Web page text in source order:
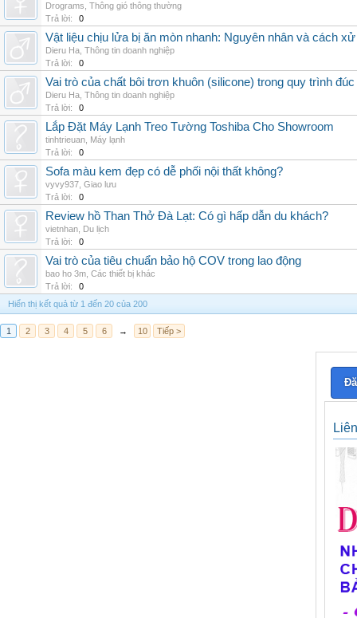
Drograms Thông gió thông thường
Trả lời:
0
Vật liệu chịu lửa bị ăn mòn nhanh: Nguyên nhân và cách
Dieru Ha Thông tin doanh nghiệp
Trả lời:
0
Vai trò của chất bôi trơn khuôn (silicone) trong quy trình
Dieru Ha Thông tin doanh nghiệp
Trả lời:
0
Lắp Đặt Máy Lạnh Treo Tường Toshiba Cho Showroom
tinhtrieuan Máy lạnh
Trả lời:
0
Sofa màu kem đẹp có dễ phối nội thất không?
vyvy937 Giao lưu
Trả lời:
0
Review hồ Than Thở Đà Lạt: Có gì hấp dẫn du khách?
vietnhan Du lịch
Trả lời:
0
Vai trò của tiêu chuẩn bảo hộ COV trong lao động
bao ho 3m Các thiết bị khác
Trả lời:
0
Hiển thị kết quả từ 1 đến 20 của 200
1 2 3 4 5 6 → 10 Tiếp >